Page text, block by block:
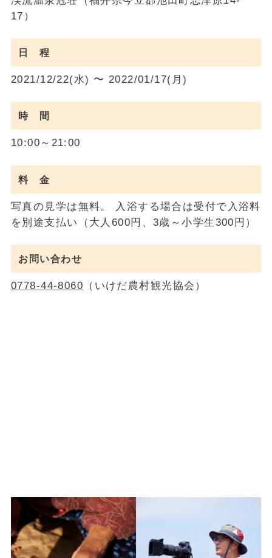
17）
日 程
2021/12/22(水) 〜 2022/01/17(月)
時 間
10:00～21:00
料 金
写真の見学は無料。 入浴する場合は受付で入浴料
を別途支払い（大人600円、3歳～小学生300円）
お問い合わせ
0778-44-8060 （いけだ農村観光協会）